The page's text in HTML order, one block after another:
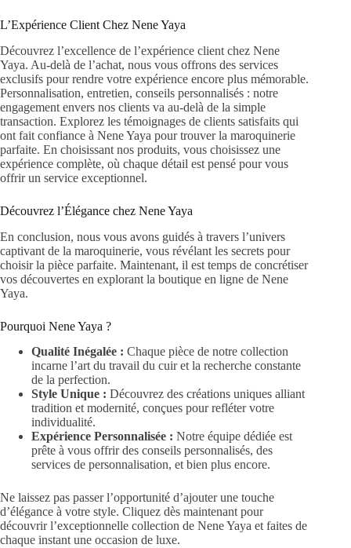
L’Expérience Client Chez Nene Yaya
Découvrez l’excellence de l’expérience client chez Nene
Yaya. Au-delà de l’achat, nous vous offrons des services
exclusifs pour rendre votre expérience encore plus mémorable.
Personnalisation, entretien, conseils personnalisés : notre
engagement envers nos clients va au-delà de la simple
transaction. Explorez les témoignages de clients satisfaits qui
ont fait confiance à Nene Yaya pour trouver la maroquinerie
parfaite. En choisissant nos produits, vous choisissez une
expérience complète, où chaque détail est pensé pour vous
offrir un service exceptionnel.
Découvrez l’Élégance chez Nene Yaya
En conclusion, nous vous avons guidés à travers l’univers
captivant de la maroquinerie, vous révélant les secrets pour
choisir la pièce parfaite. Maintenant, il est temps de concrétiser
vos découvertes en explorant la boutique en ligne de Nene
Yaya.
Pourquoi Nene Yaya ?
Qualité Inégalée : Chaque pièce de notre collection
incarne l’art du travail du cuir et la recherche constante
de la perfection.
Style Unique : Découvrez des créations uniques alliant
tradition et modernité, conçues pour refléter votre
individualité.
Expérience Personnalisée : Notre équipe dédiée est
prête à vous offrir des conseils personnalisés, des
services de personnalisation, et bien plus encore.
Ne laissez pas passer l’opportunité d’ajouter une touche
d’élégance à votre style. Cliquez dès maintenant pour
découvrir l’exceptionnelle collection de Nene Yaya et faites de
chaque instant une occasion de luxe.